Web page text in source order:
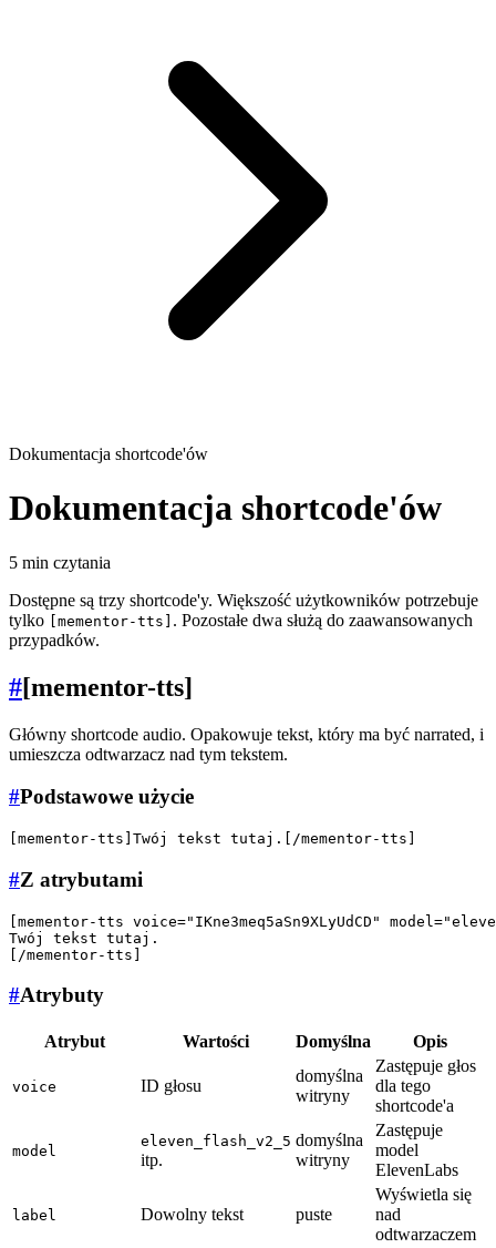
Dokumentacja shortcode'ów
Dokumentacja shortcode'ów
5 min czytania
Dostępne są trzy shortcode'y. Większość użytkowników potrzebuje
tylko
[mementor-tts] . Pozostałe dwa służą do zaawansowanych
przypadków.
#[mementor-tts]
Główny shortcode audio. Opakowuje tekst, który ma być narrated, i
umieszcza odtwarzacz nad tym tekstem.
#Podstawowe użycie
#Z atrybutami
[mementor-tts voice="IKne3meq5aSn9XLyUdCD"
Twój tekst tutaj.
#Atrybuty
Atrybut Wartości Domyślna Opis
voice ID głosu
domyślna
witryny
Zastępuje głos
dla tego
shortcode'a
model
eleven_flash_v2_5
itp.
domyślna
witryny
Zastępuje
model
ElevenLabs
label Dowolny tekst puste
Wyświetla się
nad
odtwarzaczem